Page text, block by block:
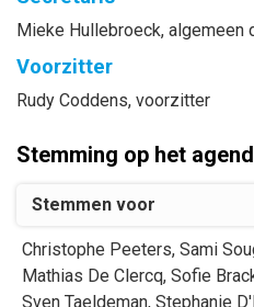
Mieke Hullebroeck, algemeen
Voorzitter
Rudy Coddens, voorzitter
Stemming op het
Stemmen voor
Christophe Peeters, Sami
Mathias De Clercq, Sofie
Sven Taeldeman, Stephanie